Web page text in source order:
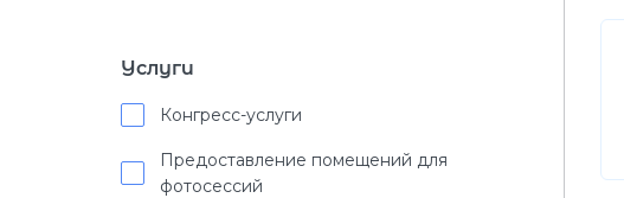
Услуги
Конгресс-услуги
Предоставление помещений для
фотосессий